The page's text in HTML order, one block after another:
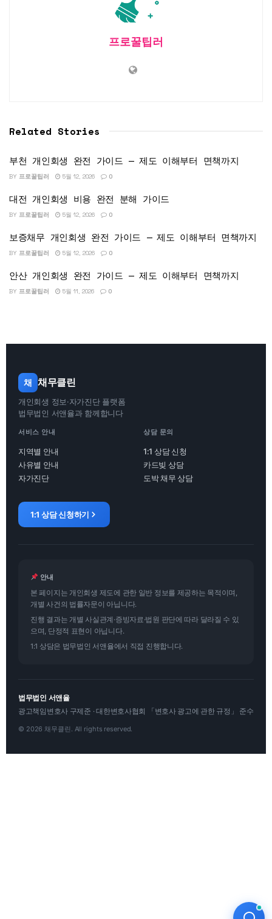
프로꿀팁러
Related Stories
부천 개인회생 완전 가이드 — 제도 이해부터 면책까지
BY 프로꿀팁러 5월 12, 2026 0
대전 개인회생 비용 완전 분해 가이드
BY 프로꿀팁러 5월 12, 2026 0
보증채무 개인회생 완전 가이드 — 제도 이해부터 면책까지
BY 프로꿀팁러 5월 12, 2026 0
안산 개인회생 완전 가이드 — 제도 이해부터 면책까지
BY 프로꿀팁러 5월 11, 2026 0
채 채무클린
개인회생 정보·자가진단 플랫폼
법무법인 서앤율과 함께합니다
서비스 안내
지역별 안내
사유별 안내
자가진단
상담 문의
1:1 상담 신청
카드빚 상담
도박 채무 상담
1:1 상담 신청하기
안내
본 페이지는 개인회생 제도에 관한 일반 정보를 제공하는 목적이며,
개별 사건의 법률자문이 아닙니다.
진행 결과는 개별 사실관계·증빙자료·법원 판단에 따라 달라질 수 있
으며, 단정적 표현이 아닙니다.
1:1 상담은 법무법인 서앤율에서 직접 진행합니다.
법무법인 서앤율
광고책임변호사 구제준 · 대한변호사협회 「변호사 광고에 관한 규정」 준수
© 2026 채무클린. All rights reserved.